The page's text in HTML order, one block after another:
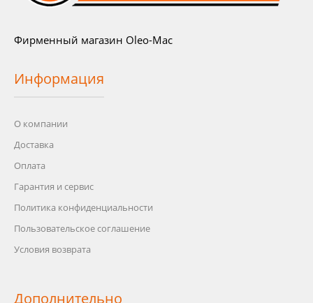
Фирменный магазин Oleo-Mac
Информация
О компании
Доставка
Оплата
Гарантия и сервис
Политика конфиденциальности
Пользовательское соглашение
Условия возврата
Дополнительно